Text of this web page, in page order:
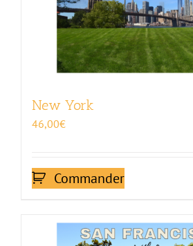
New York
46,00€
Commander